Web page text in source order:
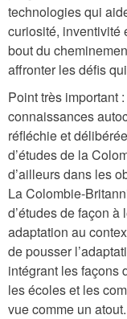
technologies qui
curiosité, inventivité
bout du
affronter les défis
Point très important
connaissances
réfléchie et
d’études de la
d’ailleurs dans les
La Colombie-
d’études de façon
adaptation au
de pousser
intégrant les façons
les écoles et les
vue comme un atout.